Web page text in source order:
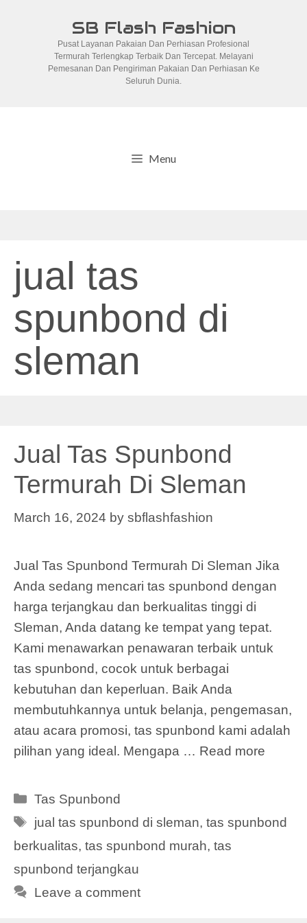
SB Flash Fashion
Pusat Layanan Pakaian Dan Perhiasan Profesional
Termurah Terlengkap Terbaik Dan Tercepat. Melayani
Pemesanan Dan Pengiriman Pakaian Dan Perhiasan Ke
Seluruh Dunia.
Menu
jual tas
spunbond di
sleman
Jual Tas Spunbond
Termurah Di Sleman
March 16, 2024 by sbflashfashion
Jual Tas Spunbond Termurah Di Sleman Jika
Anda sedang mencari tas spunbond dengan
harga terjangkau dan berkualitas tinggi di
Sleman, Anda datang ke tempat yang tepat.
Kami menawarkan penawaran terbaik untuk
tas spunbond, cocok untuk berbagai
kebutuhan dan keperluan. Baik Anda
membutuhkannya untuk belanja, pengemasan,
atau acara promosi, tas spunbond kami adalah
pilihan yang ideal. Mengapa … Read more
Categories
Tas Spunbond
Tags
jual tas spunbond di sleman,tas spunbond
berkualitas, tas spunbond murah, tas
spunbond terjangkau
Leave a comment